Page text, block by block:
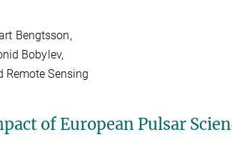
Bengtsson,
Bobylev,
Sensing
of European Pulsar